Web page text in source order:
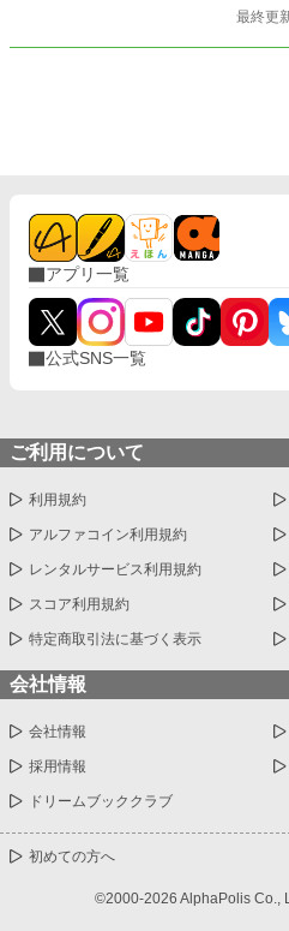
最終更
アプリ一覧
公式SNS一覧
ご利用について
利用規約
アルファコイン利用規約
レンタルサービス利用規約
スコア利用規約
特定商取引法に基づく表示
会社情報
会社情報
採用情報
ドリームブッククラブ
初めての方へ
©2000-2026 AlphaPolis Co.,